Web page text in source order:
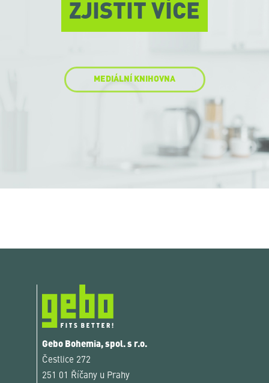
ZJISTIT VÍCE
MEDIÁLNÍ KNIHOVNA
Gebo Bohemia, spol. s r.o.
Čestlice 272
251 01 Říčany u Prahy